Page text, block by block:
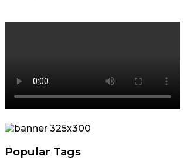
Popular Tags